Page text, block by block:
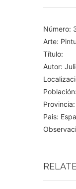
Número:
Arte:
Título:
Autor:
Pais: